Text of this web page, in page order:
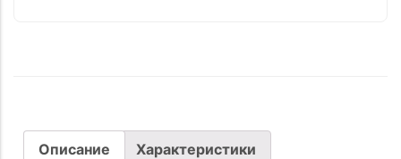
Описание Характеристики